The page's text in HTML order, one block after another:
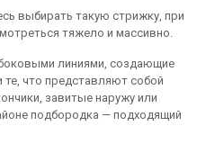
выбирать такую стрижку, при
тяжело и массивно.
линиями, создающие
что представляют собой
завитые наружу или
подбородка — подходящий